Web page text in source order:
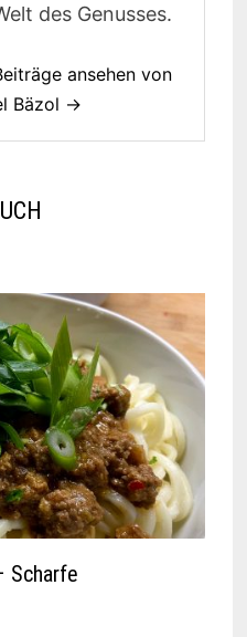
des Genusses.
ansehen von
Bäzol →
Scharfe